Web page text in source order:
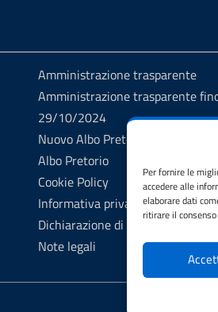
Per fornire le
accedere alle
elaborare dati
ritirare il
Amministrazione trasparente
Amministrazione trasparente
29/10/2024
Nuovo Albo Pretorio
Albo Pretorio
Cookie Policy
Informativa privacy
Dichiarazione di accessibilità
Note legali